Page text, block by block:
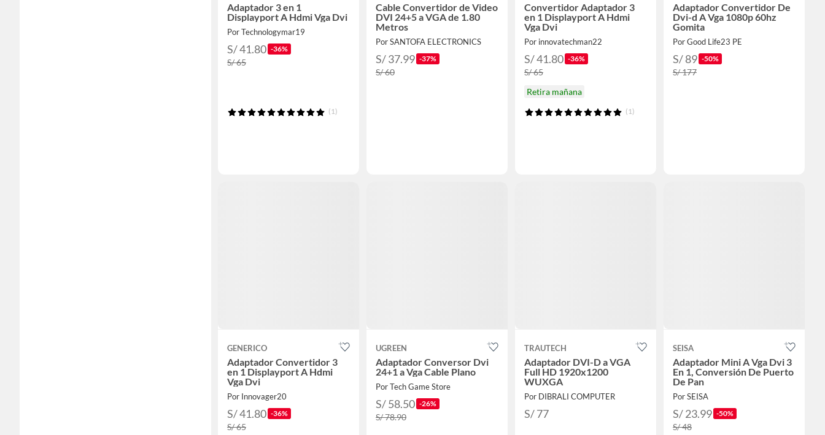
Adaptador 3 en 1
Displayport A Hdmi Vga Dvi
Por Technologymar19
S/ 41.80 -36%
S/ 65
(1)
Cable Convertidor de Video
DVI 24+5 a VGA de 1.80
Metros
Por SANTOFA ELECTRONICS
S/ 37.99 -37%
S/ 60
Convertidor Adaptador 3
en 1 Displayport A Hdmi
Vga Dvi
Por innovatechman22
S/ 41.80 -36%
S/ 65
Retira mañana
(1)
Adaptador Convertidor De
Dvi-d A Vga 1080p 60hz
Gomita
Por Good Life23 PE
S/ 89 -50%
S/ 177
GENERICO
Adaptador Convertidor 3
en 1 Displayport A Hdmi
Vga Dvi
Por Innovager20
S/ 41.80 -36%
S/ 65
UGREEN
Adaptador Conversor Dvi
24+1 a Vga Cable Plano
Por Tech Game Store
S/ 58.50 -26%
S/ 78.90
TRAUTECH
Adaptador DVI-D a VGA
Full HD 1920x1200
WUXGA
Por DIBRALI COMPUTER
S/ 77
SEISA
Adaptador Mini A Vga Dvi 3
En 1, Conversión De Puerto
De Pan
Por SEISA
S/ 23.99 -50%
S/ 48